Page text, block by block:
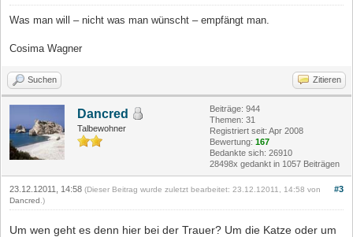
Was man will – nicht was man wünscht – empfängt man.
Cosima Wagner
Suchen Zitieren
Dancred
Talbewohner
Beiträge: 944
Themen: 31
Registriert seit: Apr 2008
Bewertung: 167
Bedankte sich: 26910
28498x gedankt in 1057 Beiträgen
#3
23.12.12011, 14:58 (Dieser Beitrag wurde zuletzt bearbeitet: 23.12.12011, 14:58 von
Dancred .)
Um wen geht es denn hier bei der Trauer? Um die Katze oder um